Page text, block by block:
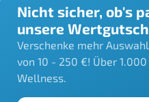
Nicht sicher, ob's
unsere
Verschenke mehr
von 10 - 250 €! Über
Wellness.